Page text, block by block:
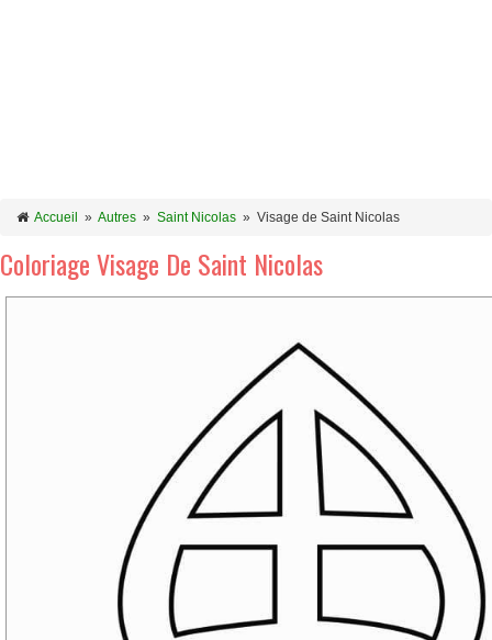
Accueil » Autres » Saint Nicolas » Visage de Saint Nicolas
Coloriage Visage De Saint Nicolas